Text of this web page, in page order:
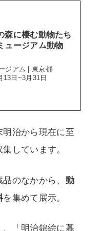
森に棲む動物たち
ュージアム動物
ジアム | 東京都
13日~3月31日
治から現在に至
しています。
のなかから、 動
を集めて展示。
、「明治錦絵に暮